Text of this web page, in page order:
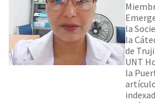
la
la
de
UNT
la